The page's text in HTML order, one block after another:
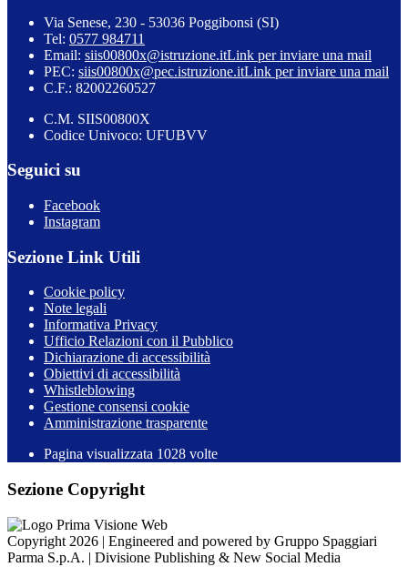
Via Senese, 230 - 53036 Poggibonsi (SI)
Tel: 0577 984711
Email: siis00800x@istruzione.itLink per inviare una mail
PEC: siis00800x@pec.istruzione.itLink per inviare una mail
C.F.: 82002260527
C.M. SIIS00800X
Codice Univoco: UFUBVV
Seguici su
Facebook
Instagram
Sezione Link Utili
Cookie policy
Note legali
Informativa Privacy
Ufficio Relazioni con il Pubblico
Dichiarazione di accessibilità
Obiettivi di accessibilità
Whistleblowing
Gestione consensi cookie
Amministrazione trasparente
Pagina visualizzata 1028 volte
Sezione Copyright
Copyright 2026 | Engineered and powered by Gruppo Spaggiari
Parma S.p.A. | Divisione Publishing & New Social Media